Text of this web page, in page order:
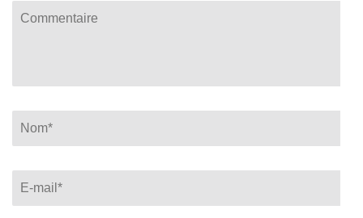
Commentaire
Name
Email*